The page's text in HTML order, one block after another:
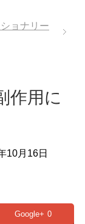
ョナリー
作用に
10月16日
Google+ 0